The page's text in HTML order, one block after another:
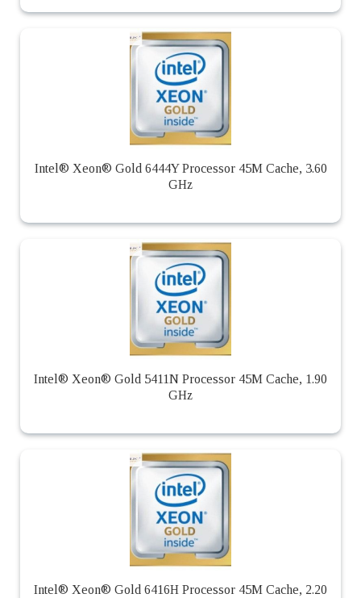
Intel® Xeon® Gold 6444Y Processor 45M Cache, 3.60
GHz
Intel® Xeon® Gold 5411N Processor 45M Cache, 1.90
GHz
Intel® Xeon® Gold 6416H Processor 45M Cache, 2.20